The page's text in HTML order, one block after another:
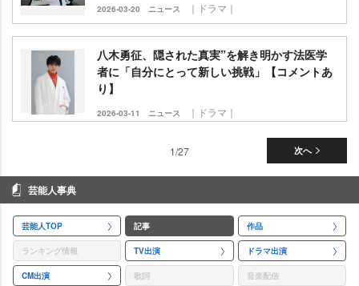
2026-03-20 ニュース ｜ドラマ｜
八木勇征、隠された真実”を解き明かす法医学
者に「自分にとって新しい挑戦」【コメントあ
り】
2026-03-11 ニュース ｜ドラマ｜
次へ
1/27
芸能人事典
芸能人TOP 記事 作品
ランキング情報 TV出演 ドラマ出演
CM出演 歌詞 音楽配信